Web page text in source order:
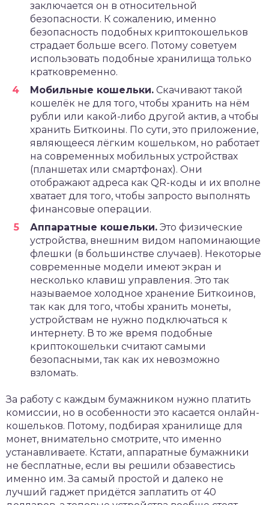
заключается он в относительной
безопасности. К сожалению, именно
безопасность подобных криптокошельков
страдает больше всего. Потому советуем
использовать подобные хранилища только
кратковременно.
Мобильные кошельки. Скачивают такой
кошелёк не для того, чтобы хранить на нём
рубли или какой-либо другой актив, а чтобы
хранить Биткоины. По сути, это приложение,
являющееся лёгким кошельком, но работает
на современных мобильных устройствах
(планшетах или смартфонах). Они
отображают адреса как QR-коды и их вполне
хватает для того, чтобы запросто выполнять
финансовые операции.
Аппаратные кошельки. Это физические
устройства, внешним видом напоминающие
флешки (в большинстве случаев). Некоторые
современные модели имеют экран и
несколько клавиш управления. Это так
называемое холодное хранение Биткоинов,
так как для того, чтобы хранить монеты,
устройствам не нужно подключаться к
интернету. В то же время подобные
криптокошельки считают самыми
безопасными, так как их невозможно
взломать.
За работу с каждым бумажником нужно платить
комиссии, но в особенности это касается онлайн-
кошельков. Потому, подбирая хранилище для
монет, внимательно смотрите, что именно
устанавливаете. Кстати, аппаратные бумажники
не бесплатные, если вы решили обзавестись
именно им. За самый простой и далеко не
лучший гаджет придётся заплатить от 40